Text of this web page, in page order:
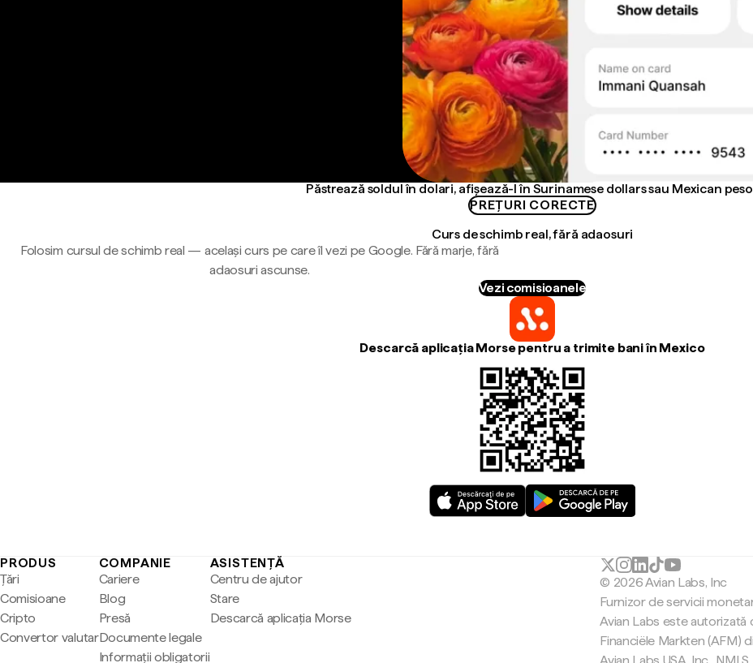
Păstrează soldul în dolari, afișează-l în Surinamese dollars sau Mexican
PREȚURI CORECTE
Curs de schimb real, fără adaosuri
Folosim cursul de schimb real — același curs pe care îl vezi pe Google. Fără marje, fără
adaosuri ascunse.
Vezi comisioanele
Descarcă aplicația Morse pentru a trimite bani în Mexico
PRODUS
Țări
Comisioane
Cripto
Convertor valutar
COMPANIE
Cariere
Blog
Presă
Documente legale
Informații obligatorii
ASISTENȚĂ
Centru de ajutor
Stare
Descarcă aplicația Morse
© 2026 Avian Labs, Inc
Furnizor de servicii
Avian Labs este
Financiële Markten (AFM)